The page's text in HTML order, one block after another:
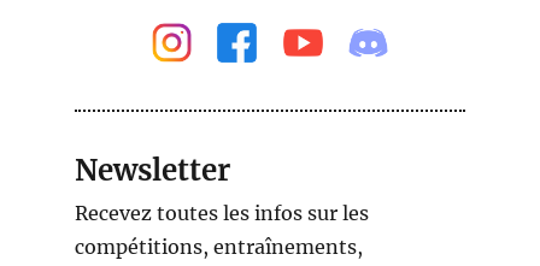
Newsletter
Recevez toutes les infos sur les
compétitions, entraînements,